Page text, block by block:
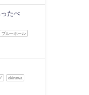
たべ
ブルーホール
okinawa